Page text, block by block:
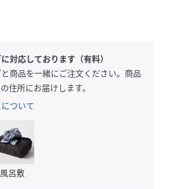
工 / 裏面に吸水加工 / UVカット
果）
る機能レーヨン
対応しております（有料）
商品を一緒にご注文ください。商品
住所にお届けします。
ついて
風呂敷